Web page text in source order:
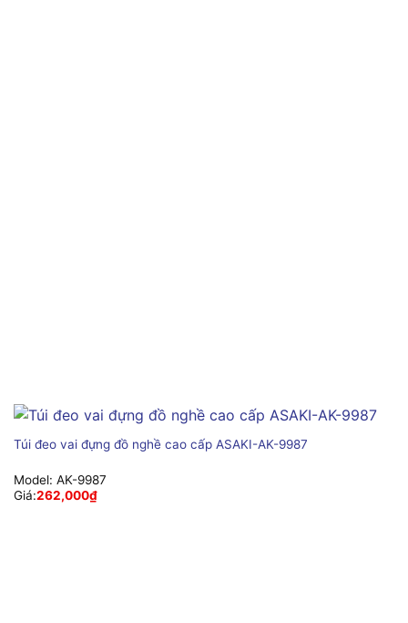
Túi đeo vai đựng đồ nghề cao cấp ASAKI-AK-9987
Model: AK-9987
Giá:262,000₫